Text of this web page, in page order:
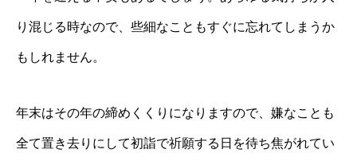
り混じる時なので、些細なこともすぐに忘れてしまうか
もしれません。
年末はその年の締めくくりになりますので、嫌なことも
全て置き去りにして初詣で祈願する日を待ち焦がれてい